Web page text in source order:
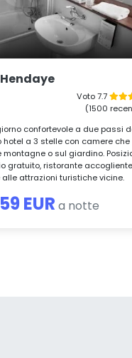
Voto 7.7
(1500
confortevole a due passi
hotel a 3 stelle con camere che
o sul giardino.
gratuito, ristorante
attrazioni turistiche vicine.
59 EUR a notte